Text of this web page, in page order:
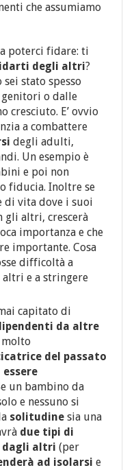
che assumiamo
poterci fidare: ti
degli altri?
stato spesso
o dalle
cresciuto. E’ ovvio
a combattere
degli adulti,
Un esempio è
e poi non
fiducia. Inoltre se
di vita dove i suoi
gli altri, crescerà
importanza e che
importante. Cosa
difficoltà a
e a stringere
capitato di
da altre
molto
del passato
un bambino da
e nessuno si
solitudine sia una
due tipi di
dagli altri (per
ad isolarsi e